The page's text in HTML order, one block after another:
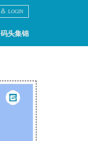
LOGIN
码头集锦